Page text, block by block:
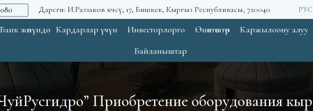
Дареги: И.Раззаков көчөсү, 17, Бишкек, Кыргыз Республикасы, 720040 РУС
Банк жөнүндө Кардарлар үчүн Инвесторлорго Өнөктөштөр Каржылоону алуу
Байланыштар
Приобретение оборудования кыр